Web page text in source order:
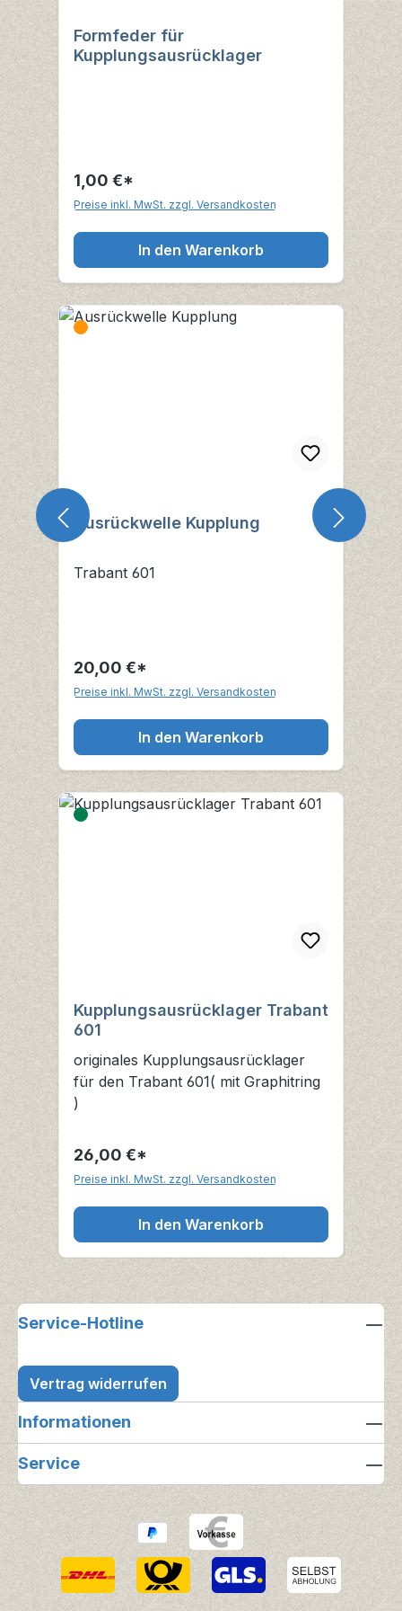
Formfeder für
Kupplungsausrücklager
1,00 €*
Preise inkl. MwSt. zzgl. Versandkosten
In den Warenkorb
Ausrückwelle Kupplung
Trabant 601
20,00 €*
Preise inkl. MwSt. zzgl. Versandkosten
In den Warenkorb
Kupplungsausrücklager Trabant
601
originales Kupplungsausrücklager
für den Trabant 601( mit Graphitring
)
26,00 €*
Preise inkl. MwSt. zzgl. Versandkosten
In den Warenkorb
Service-Hotline
Vertrag widerrufen
Informationen
Service